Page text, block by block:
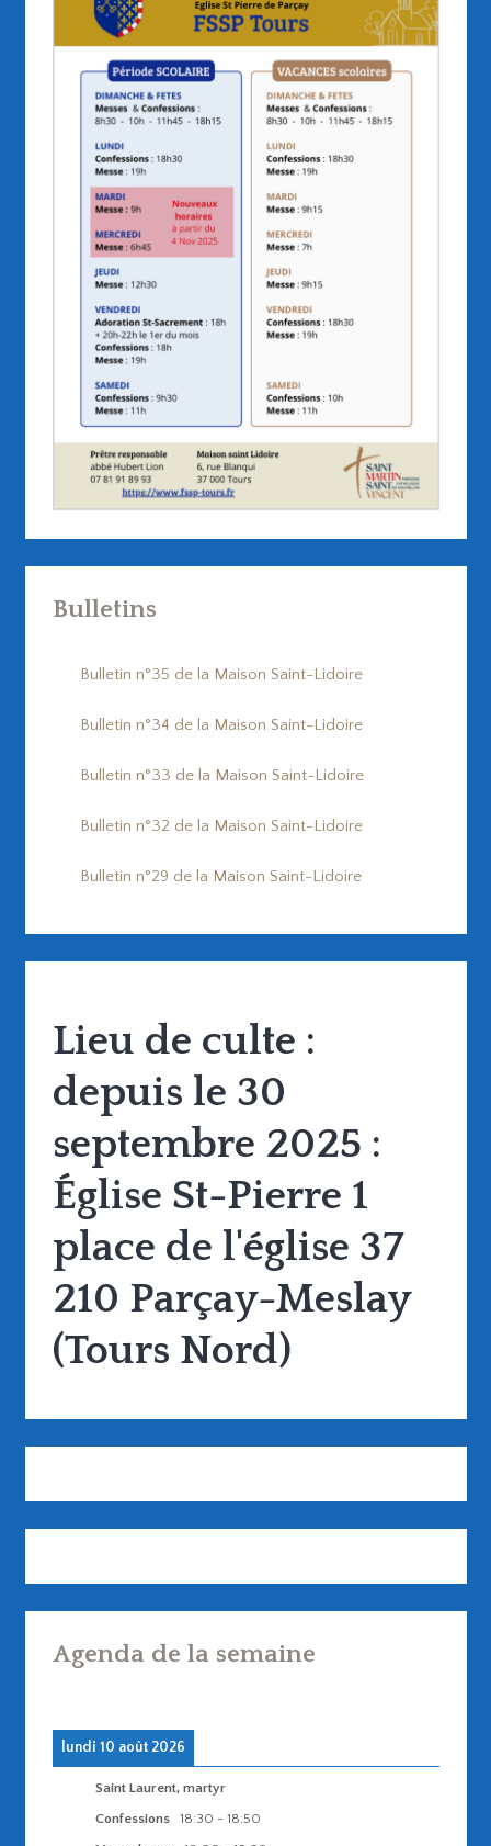
Bulletins
Bulletin n°35 de la Maison Saint-Lidoire
Bulletin n°34 de la Maison Saint-Lidoire
Bulletin n°33 de la Maison Saint-Lidoire
Bulletin n°32 de la Maison Saint-Lidoire
Bulletin n°29 de la Maison Saint-Lidoire
Lieu de culte :
depuis le 30
septembre 2025 :
Église St-Pierre 1
place de l'église 37
210 Parçay-Meslay
(Tours Nord)
Agenda de la semaine
lundi 10 août 2026
Saint Laurent, martyr
Confessions
18:30 - 18:50